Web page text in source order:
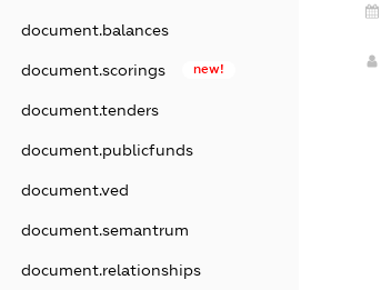
document.balances
document.scorings new!
document.tenders
document.publicfunds
document.ved
document.semantrum
document.relationships